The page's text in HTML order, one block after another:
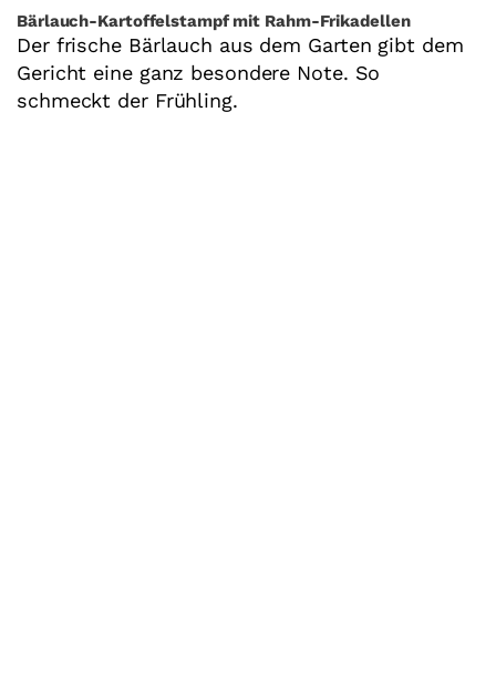
Bärlauch-Kartoffelstampf mit Rahm-Frikadellen
Der frische Bärlauch aus dem Garten gibt dem
Gericht eine ganz besondere Note. So
schmeckt der Frühling.